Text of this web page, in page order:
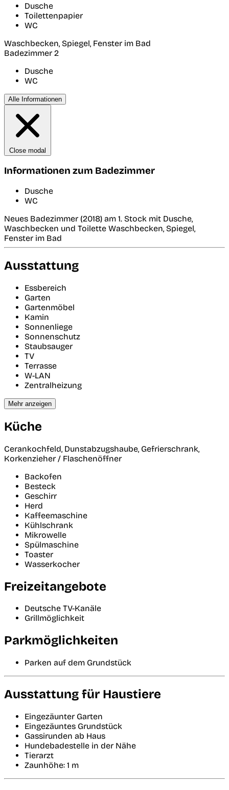
Dusche
Toilettenpapier
WC
Waschbecken, Spiegel, Fenster im Bad
Badezimmer 2
Dusche
WC
Alle Informationen
Close modal
Informationen zum Badezimmer
Dusche
WC
Neues Badezimmer (2018) am 1. Stock mit Dusche,
Waschbecken und Toilette Waschbecken, Spiegel,
Fenster im Bad
Ausstattung
Essbereich
Garten
Gartenmöbel
Kamin
Sonnenliege
Sonnenschutz
Staubsauger
TV
Terrasse
W-LAN
Zentralheizung
Mehr anzeigen
Küche
Cerankochfeld, Dunstabzugshaube, Gefrierschrank,
Korkenzieher / Flaschenöffner
Backofen
Besteck
Geschirr
Herd
Kaffeemaschine
Kühlschrank
Mikrowelle
Spülmaschine
Toaster
Wasserkocher
Freizeitangebote
Deutsche TV-Kanäle
Grillmöglichkeit
Parkmöglichkeiten
Parken auf dem Grundstück
Ausstattung für Haustiere
Eingezäunter Garten
Eingezäuntes Grundstück
Gassirunden ab Haus
Hundebadestelle in der Nähe
Tierarzt
Zaunhöhe: 1 m